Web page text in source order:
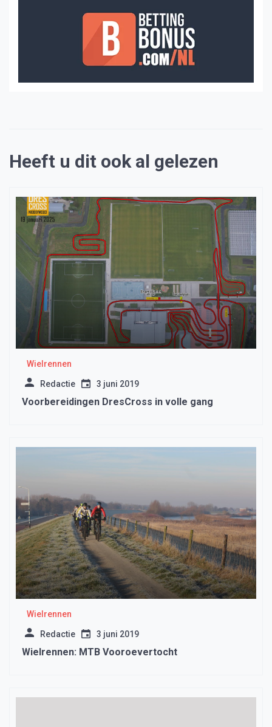
Heeft u dit ook al gelezen
Wielrennen
Redactie 3 juni 2019
Voorbereidingen DresCross in volle gang
Wielrennen
Redactie 3 juni 2019
Wielrennen: MTB Vooroevertocht